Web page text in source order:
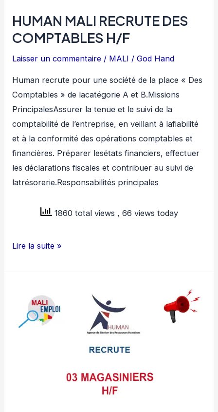
HUMAN MALI RECRUTE DES
COMPTABLES H/F
Laisser un commentaire / MALI /God Hand
Human recrute pour une société de la place « Des
Comptables » de lacatégorie A et B.Missions
PrincipalesAssurer la tenue et le suivi de la
comptabilité de l’entreprise, en veillant à lafiabilité
et à la conformité des opérations comptables et
financières. Préparer lesétats financiers, effectuer
les déclarations fiscales et contribuer au suivi de
latrésorerie.Responsabilités principales
1860 total views , 66 views today
HUMAN
COMPTABLES
H/F
Lire la suite »